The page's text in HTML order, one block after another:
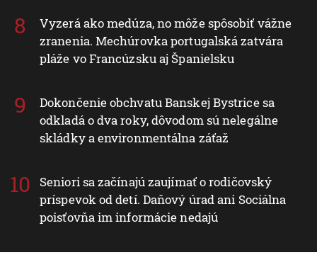
Vyzerá ako medúza, no môže spôsobiť vážne
zranenia. Mechúrovka portugalská zatvára
pláže vo Francúzsku aj Španielsku
Dokončenie obchvatu Banskej Bystrice sa
odkladá o dva roky, dôvodom sú nelegálne
skládky a environmentálna záťaž
Seniori sa začínajú zaujímať o rodičovský
príspevok od detí. Daňový úrad ani Sociálna
poisťovňa im informácie nedajú